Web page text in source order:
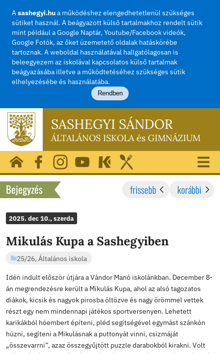
Asashegyi.hua működéshez elengedhetetlenül
sütiket használ. A beágyazott külső tartalmakhoz
mint például a Google Naptár, Youtube/Facebook
Google Fotók, az őket üzemetető oldalak
tartoznak. A weboldal használatával hallgatólagosan
beleegyezem az iskolával kapcsolatos külső
beágyazásába illetve a működtetéséhez szükséges
elhelyezésébe és használatába.
Rendben
ÁLTALÁNOS
Bejegyzés frissebb
2025. dec 10., szerda
Mikulás Kupa a Sashegyiben
25/26,Általános iskola
Idén indult először útjára a Vándor Manó iskolánkban.